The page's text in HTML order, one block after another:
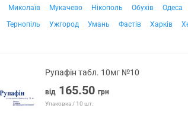
Миколаїв Мукачево Нікополь Обухів Одеса
Тернопіль Ужгород Умань Фастів Харків
Рупафін табл. 10мг №10
від 165.50 грн
Упаковка / 10 шт.